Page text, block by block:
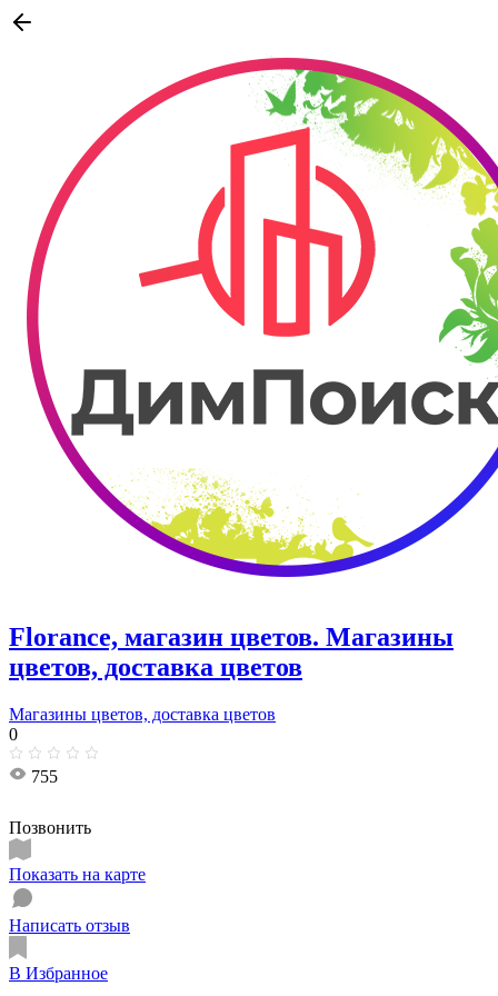
Florance, магазин цветов. Магазины
цветов, доставка цветов
Магазины цветов, доставка цветов
0
755
Позвонить
Показать на карте
Написать отзыв
В Избранное